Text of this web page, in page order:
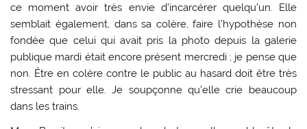
ce moment avoir très envie d’incarcérer quelqu’un. Elle
semblait également, dans sa colère, faire l’hypothèse non
fondée que celui qui avait pris la photo depuis la galerie
publique mardi était encore présent mercredi ; je pense que
non. Être en colère contre le public au hasard doit être très
stressant pour elle. Je soupçonne qu’elle crie beaucoup
dans les trains.